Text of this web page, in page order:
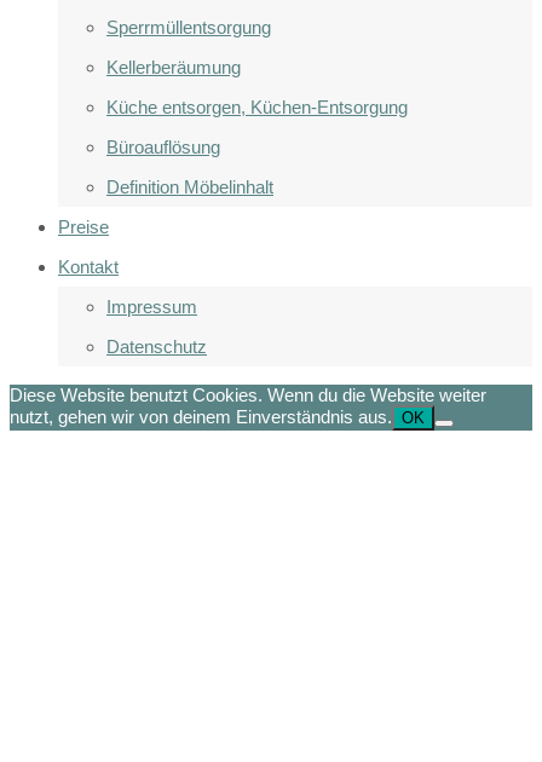
Sperrmüllentsorgung
Kellerberäumung
Küche entsorgen, Küchen-Entsorgung
Büroauflösung
Definition Möbelinhalt
Preise
Kontakt
Impressum
Datenschutz
Diese Website benutzt Cookies. Wenn du die Website weiter
nutzt, gehen wir von deinem Einverständnis aus. OK